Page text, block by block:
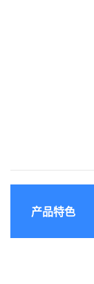
产品特色